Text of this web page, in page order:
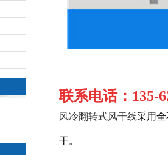
联系电话：135-
风冷翻转式风干线采用
干。